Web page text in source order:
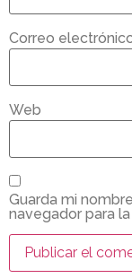
Correo
Web
Guarda mi
navegador para